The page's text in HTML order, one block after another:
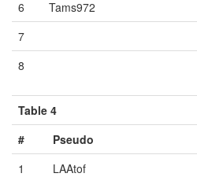
6
Tams972
7
8
Table 4
#
Pseudo
1
LAAtof